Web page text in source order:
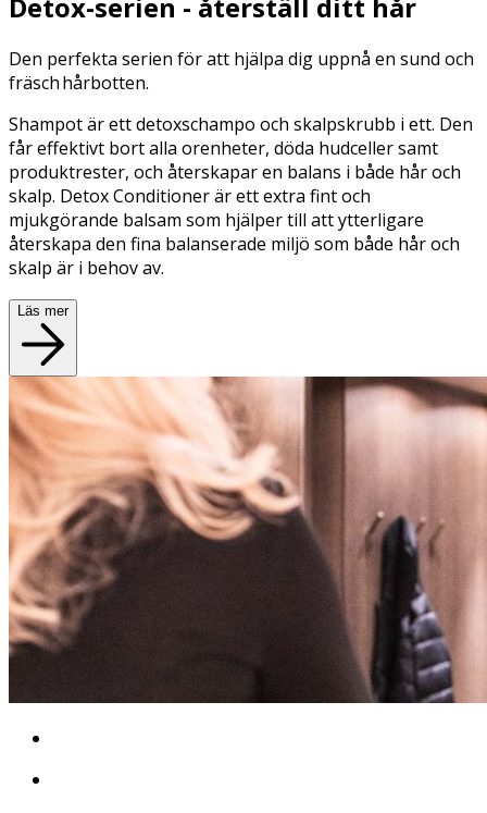
Detox-serien - återställ ditt hår
Den perfekta serien för att hjälpa dig uppnå en sund och
fräsch hårbotten.
Shampot är ett detoxschampo och skalpskrubb i ett. Den
får effektivt bort alla orenheter, döda hudceller samt
produktrester, och återskapar en balans i både hår och
skalp. Detox Conditioner är ett extra fint och
mjukgörande balsam som hjälper till att ytterligare
återskapa den fina balanserade miljö som både hår och
skalp är i behov av.
Läs mer